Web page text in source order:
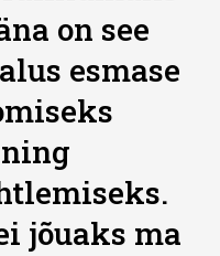
on see
esmase
jõuaks ma